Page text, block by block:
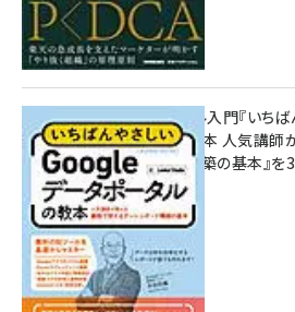
無料BIツール入門『いち
ポータルの教本 人気講師
シュボード構築の基本』
7月31日 10:00